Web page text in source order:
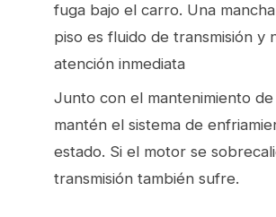
fuga bajo el carro. Una
piso es fluido de transmisión y
atención inmediata
Junto con el mantenimiento de
mantén el sistema de
estado. Si el motor se
transmisión también sufre.